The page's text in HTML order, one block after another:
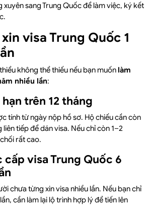
xuyên sang Trung Quốc để làm việc, ký kết
visa Trung Quốc 1
không thể thiếu nếu bạn muốn làm
nhiều lần:
trên 12 tháng
tính từ ngày nộp hồ sơ. Hộ chiếu cần còn
tiếp để dán visa. Nếu chỉ còn 1–2
rất cao.
visa Trung Quốc 6
chưa từng xin visa nhiều lần. Nếu bạn chỉ
cần làm lại lộ trình hợp lý để tiến lên